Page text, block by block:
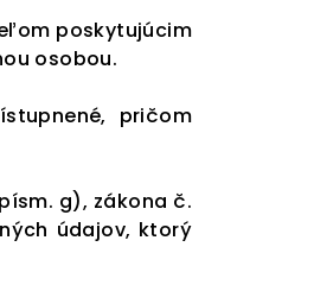
poskytujúcim
osobou.
pričom
g), zákona č.
údajov, ktorý